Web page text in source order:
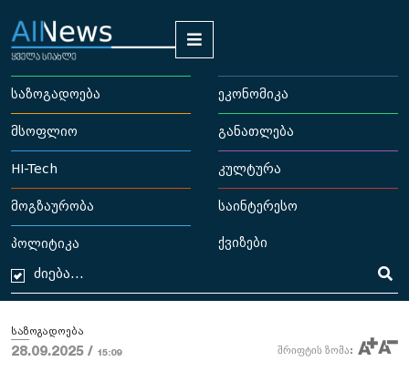
საზოგადოება ეკონომიკა
მსოფლიო განათლება
HI-Tech კულტურა
მოგზაურობა საინტერესო
პოლიტიკა ქვიზები
საზოგადოება
28.09.2025 / 15:09 შრიფტის ზომა: